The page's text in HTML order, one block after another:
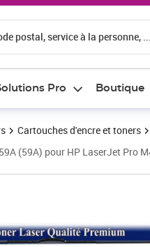
postal, service à la personne, ...
Pro Boutique
Cartouches d'encre et toners
(59A) pour HP LaserJet